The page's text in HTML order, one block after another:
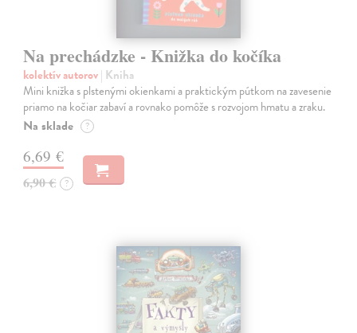
Na prechádzke - Knižka do kočíka
kolektív autorov| Kniha
Mini knižka s plstenými okienkami a praktickým pútkom na zavesenie
priamo na kočiar zabaví a rovnako pomôže s rozvojom hmatu a zraku.
Na sklade ?
6,69 €
6,90 € ?